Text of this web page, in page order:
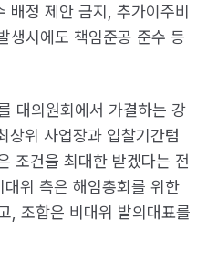
배정 제안 금지, 추가이주비
생시에도 책임준공 준수 등
대의원회에서 가결하는 강
상위 사업장과 입찰기간텀
조건을 최대한 받겠다는 전
위 측은 해임총회를 위한
, 조합은 비대위 발의대표를